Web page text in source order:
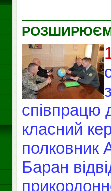
співпрацю
класний
полковник
Баран